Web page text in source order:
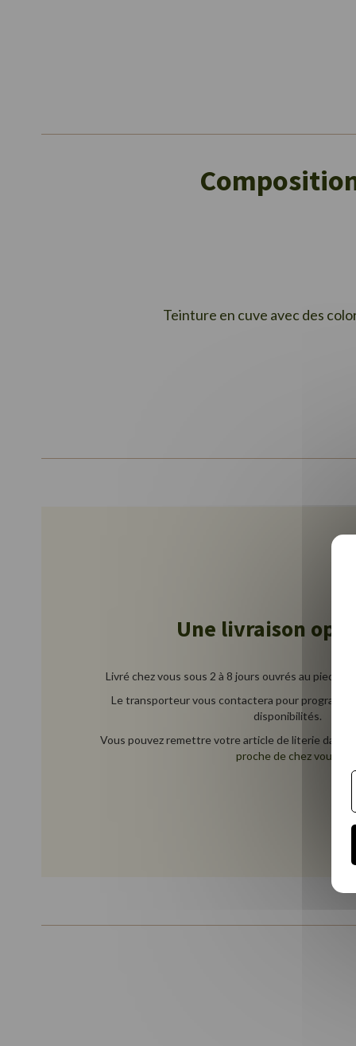
Teinture en cuve avec des
Une livraison
Livré chez vous sous 2 à 8 jours ouvrés au pied de
Le transporteur vous contactera pour
disponibilités.
Vous pouvez remettre votre article de literie dans
proche de chez vous